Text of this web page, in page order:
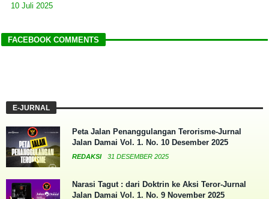
10 Juli 2025
FACEBOOK COMMENTS
E-JURNAL
Peta Jalan Penanggulangan Terorisme-Jurnal
Jalan Damai Vol. 1. No. 10 Desember 2025
REDAKSI 31 DESEMBER 2025
Narasi Tagut : dari Doktrin ke Aksi Teror-Jurnal
Jalan Damai Vol. 1. No. 9 November 2025